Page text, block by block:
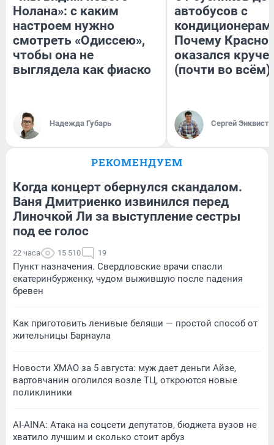
Нолана»: с каким
настроем нужно
смотреть «Одиссею»,
чтобы она не
выглядела как фиаско
Надежда Губарь
автобусов с
Почему
оказался
(почти во всём)
Сергей Энквист
РЕКОМЕНДУЕМ
Когда концерт обернулся скандалом.
Ваня Дмитриенко извинился перед
Линочкой Ли за выступление сестры
под ее голос
22 часа 15 510 19
Пункт назначения. Свердловские врачи спасли
екатеринбурженку, чудом выжившую после падения
бревен
Как приготовить ленивые беляши — простой способ от
жительницы Барнаула
Новости ХМАО за 5 августа: муж дает деньги Айзе,
вартовчанин оголился возле ТЦ, откроются новые
поликлиники
AI-AINA: Атака на соцсети депутатов, бюджета вузов не
хватило лучшим и сколько стоит арбуз